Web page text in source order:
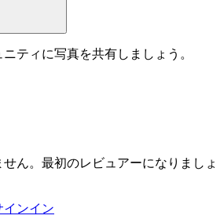
ティに写真を共有しましょう。
ん。最初のレビュアーになりましょ
インイン